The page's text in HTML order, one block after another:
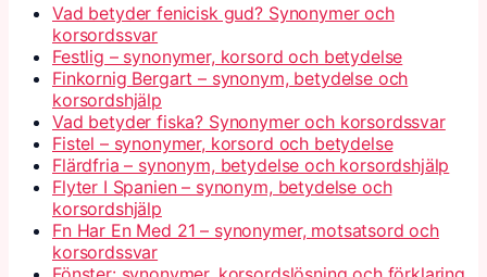
Vad betyder fenicisk gud? Synonymer och
korsordssvar
Festlig – synonymer, korsord och betydelse
Finkornig Bergart – synonym, betydelse och
korsordshjälp
Vad betyder fiska? Synonymer och korsordssvar
Fistel – synonymer, korsord och betydelse
Flärdfria – synonym, betydelse och korsordshjälp
Flyter I Spanien – synonym, betydelse och
korsordshjälp
Fn Har En Med 21 – synonymer, motsatsord och
korsordssvar